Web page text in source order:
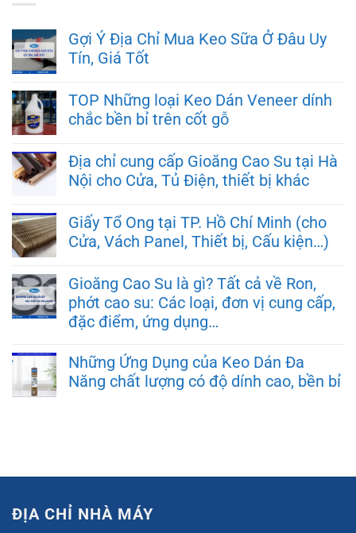
Gợi Ý Địa Chỉ Mua Keo Sữa Ở Đâu Uy
Tín, Giá Tốt
TOP Những loại Keo Dán Veneer dính
chắc bền bỉ trên cốt gỗ
Địa chỉ cung cấp Gioăng Cao Su tại Hà
Nội cho Cửa, Tủ Điện, thiết bị khác
Giấy Tổ Ong tại TP. Hồ Chí Minh (cho
Cửa, Vách Panel, Thiết bị, Cấu kiện…)
Gioăng Cao Su là gì? Tất cả về Ron,
phớt cao su: Các loại, đơn vị cung cấp,
đặc điểm, ứng dụng…
Những Ứng Dụng của Keo Dán Đa
Năng chất lượng có độ dính cao, bền bỉ
ĐỊA CHỈ NHÀ MÁY